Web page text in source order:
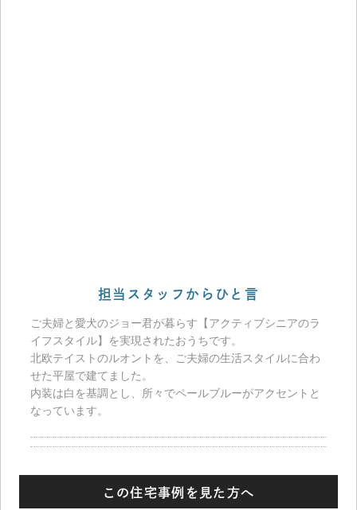
担当スタッフからひと言
ご夫婦と愛犬のジョー君が暮らす【アクティブシニアのラ
イフスタイル】を実現されたおうちです。
北欧テイストのルオントを、ご夫婦の生活スタイルに合わ
せた平屋で建てました。
内装は白を基調とし、所々でペールブルーがアクセントと
なっています。
この住宅事例を見た方へ